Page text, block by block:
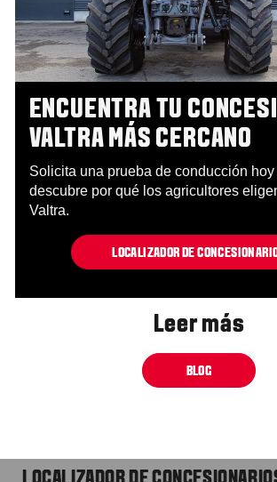
ENCUENTRA TU
VALTRA MÁS CERCANO
Solicita una prueba de conducción hoy
descubre por qué los agricultores
Valtra.
LOCALIZADOR DE
Leer más
BLOG